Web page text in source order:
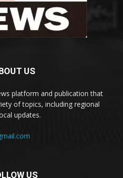
US
platform and publication that
of topics, including regional
updates.
US